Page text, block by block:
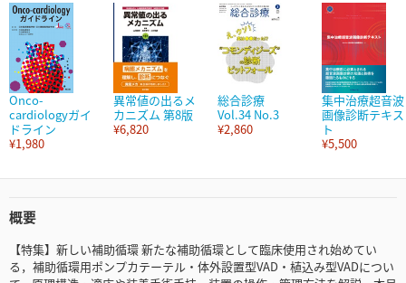
Onco-
cardiologyガイ
ドライン
¥1,980
異常値の出るメ
カニズム 第8版
¥6,820
総合診療
Vol.34 No.3
¥2,860
集中治療超音波
画像診断テキス
ト
¥5,500
概要
【特集】新しい補助循環 新たな補助循環として臨床使用され始めてい
る，補助循環用ポンプカテーテル・体外設置型VAD・植込み型VADについ